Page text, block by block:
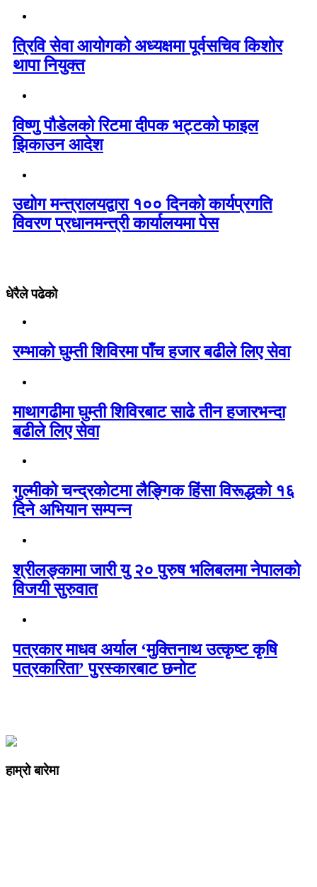
त्रिवि सेवा आयोगको अध्यक्षमा पूर्वसचिव किशोर
थापा नियुक्त
विष्णु पौडेलको रिटमा दीपक भट्टको फाइल
झिकाउन आदेश
उद्योग मन्त्रालयद्वारा १०० दिनको कार्यप्रगति
विवरण प्रधानमन्त्री कार्यालयमा पेस
धेरैले पढेको
रम्भाको घुम्ती शिविरमा पाँच हजार बढीले लिए सेवा
माथागढीमा घुम्ती शिविरबाट साढे तीन हजारभन्दा
बढीले लिए सेवा
गुल्मीको चन्द्रकोटमा लैङ्गिक हिंसा विरूद्धको १६
दिने अभियान सम्पन्न
श्रीलङ्कामा जारी यु २० पुरुष भलिबलमा नेपालको
विजयी सुरुवात
पत्रकार माधव अर्याल ‘मुक्तिनाथ उत्कृष्ट कृषि
पत्रकारिता’ पुरस्कारबाट छनोट
हाम्रो बारेमा